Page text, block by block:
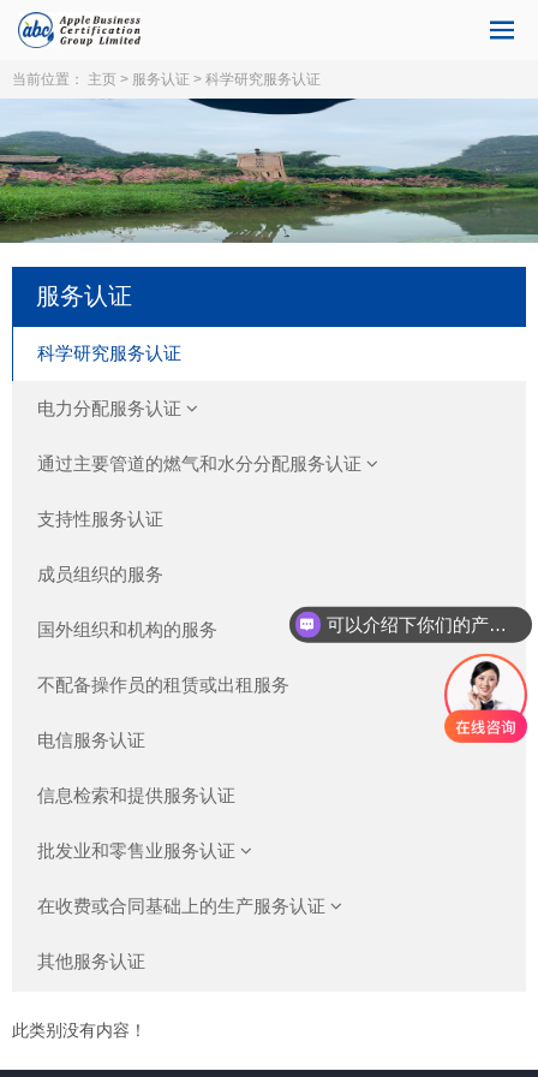
当前位置： 主页 > 服务认证 > 科学研究服务认证
服务认证
科学研究服务认证
电力分配服务认证
通过主要管道的燃气和水分分配服务认证
支持性服务认证
成员组织的服务
国外组织和机构的服务
不配备操作员的租赁或出租服务
电信服务认证
信息检索和提供服务认证
批发业和零售业服务认证
在收费或合同基础上的生产服务认证
其他服务认证
此类别没有内容！
可以介绍下你们的产品么